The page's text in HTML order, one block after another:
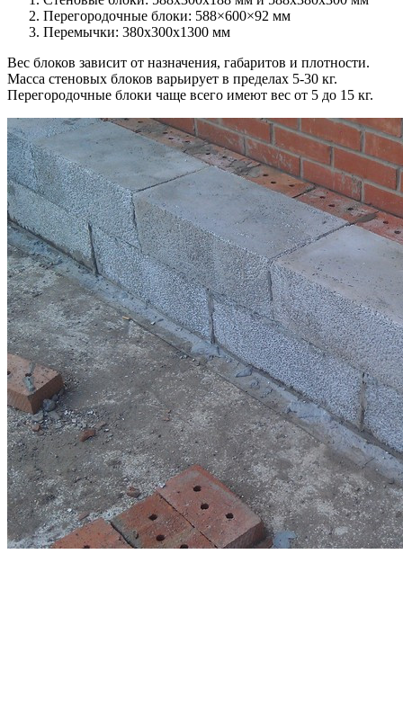
Перегородочные блоки: 588×600×92 мм
Перемычки: 380х300х1300 мм
Вес блоков зависит от назначения, габаритов и плотности.
Масса стеновых блоков варьирует в пределах 5-30 кг.
Перегородочные блоки чаще всего имеют вес от 5 до 15 кг.